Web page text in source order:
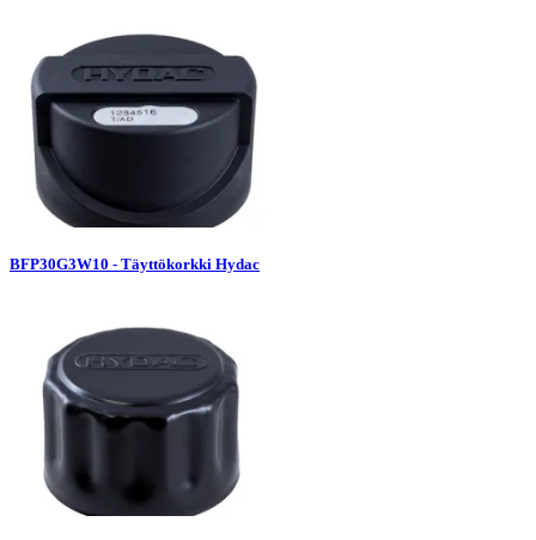
BFP30G3W10 - Täyttökorkki Hydac